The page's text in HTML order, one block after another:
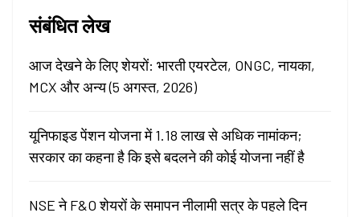
संबंधित लेख
आज देखने के लिए शेयरों: भारती एयरटेल, ONGC, नायका,
MCX और अन्य (5 अगस्त, 2026)
यूनिफाइड पेंशन योजना में 1.18 लाख से अधिक नामांकन;
सरकार का कहना है कि इसे बदलने की कोई योजना नहीं है
NSE ने F&O शेयरों के समापन नीलामी सत्र के पहले दिन